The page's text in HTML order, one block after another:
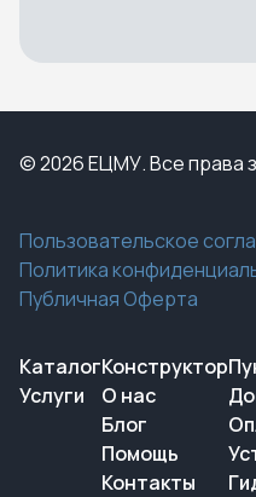
© 2026 ЕЦМУ. Все права
Пользовательское
Политика
Публичная Оферта
Каталог
Услуги
Конструктор
О нас
Блог
Помощь
Контакты